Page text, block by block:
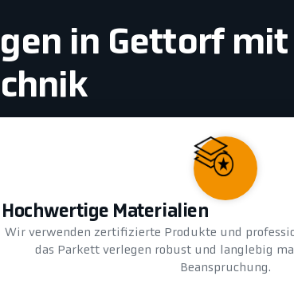
in Gettorf mit
Hochwertige Materialien
Wir verwenden zertifizierte Produkte und
das Parkett verlegen robust und langlebig
Beanspruchung.